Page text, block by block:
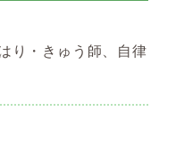
り・きゅう師、自律